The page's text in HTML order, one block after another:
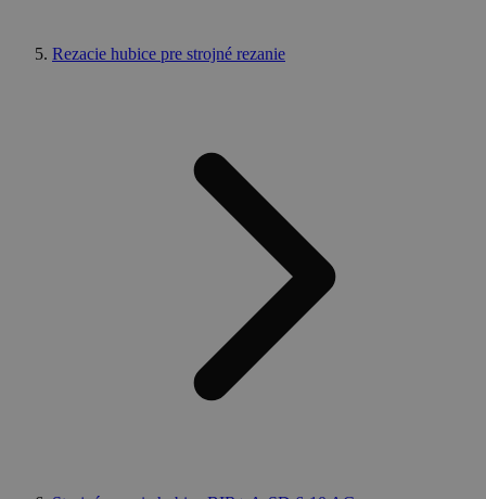
Rezacie hubice pre strojné rezanie